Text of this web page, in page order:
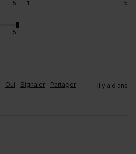
5 1
5
5
Oui Signaler Partager il y a 6 ans